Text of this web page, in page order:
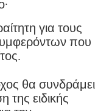
για τους
που
θα συνδράμει
ειδικής